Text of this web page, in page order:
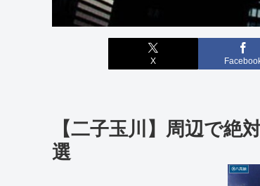
X
【二子玉川】周辺で
選